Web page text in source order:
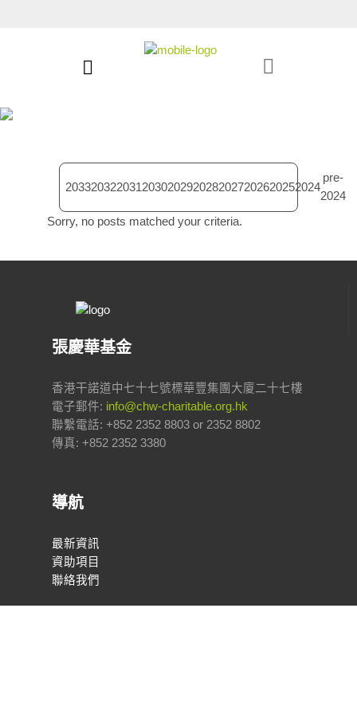
2033203220312030202920282027202620252024
pre-
2024
Sorry, no posts matched your criteria.
張慶華基金
香港干諾道中七十七號標華豐集團大廈二十七樓
電子郵件: info@chw-charitable.org.hk
聯繫電話: +852 2352 8803 or 2352 8802
傳真: +852 2352 3380
導航
最新資訊
資助項目
聯絡我們